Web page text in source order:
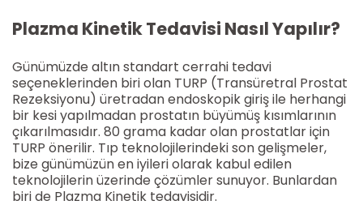
Plazma Kinetik Tedavisi Nasıl Yapılır?
Günümüzde altın standart cerrahi tedavi
seçeneklerinden biri olan TURP (Transüretral Prostat
Rezeksiyonu) üretradan endoskopik giriş ile herhangi
bir kesi yapılmadan prostatın büyümüş kısımlarının
çıkarılmasıdır. 80 grama kadar olan prostatlar için
TURP önerilir. Tıp teknolojilerindeki son gelişmeler,
bize günümüzün en iyileri olarak kabul edilen
teknolojilerin üzerinde çözümler sunuyor. Bunlardan
biri de Plazma Kinetik tedavisidir.